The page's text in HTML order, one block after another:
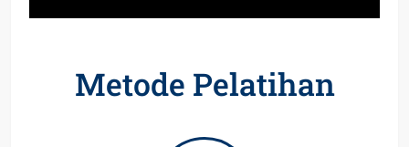
Metode Pelatihan